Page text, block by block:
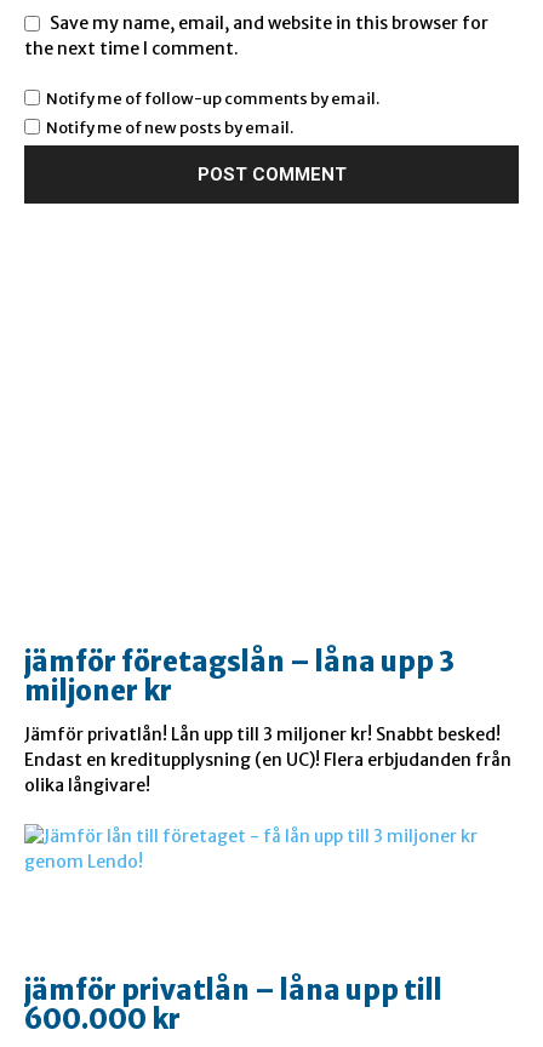
Save my name, email, and website in this browser for
the next time I comment.
Notify me of follow-up comments by email.
Notify me of new posts by email.
jämför företagslån – låna upp 3
miljoner kr
Jämför privatlån! Lån upp till 3 miljoner kr! Snabbt besked!
Endast en kreditupplysning (en UC)! Flera erbjudanden från
olika långivare!
jämför privatlån – låna upp till
600.000 kr